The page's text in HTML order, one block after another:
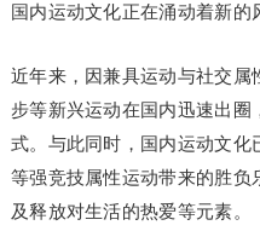
国内运动文化正在涌动着新的
近年来，因兼具运动与社交属
步等新兴运动在国内迅速出
式。与此同时，国内运动文化
等强竞技属性运动带来的胜负
及释放对生活的热爱等元素。